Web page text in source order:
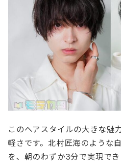
このヘアスタイルの大きな魅
軽さです。北村匠海のような
を、朝のわずか3分で実現で